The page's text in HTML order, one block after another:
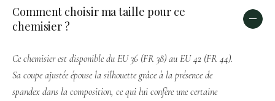
Comment choisir ma taille pour ce
chemisier ?
Ce chemisier est disponible du EU 36 (FR 38) au EU 42 (FR 44).
Sa coupe ajustée épouse la silhouette grâce à la présence de
spandex dans la composition, ce qui lui confère une certaine